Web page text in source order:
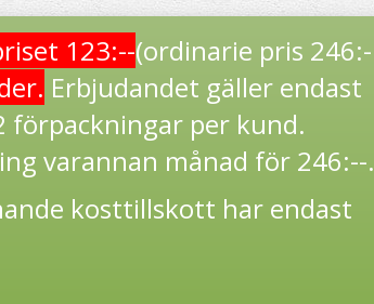
123:--(ordinarie pris 246:-
Erbjudandet gäller endast
förpackningar per kund.
varannan månad för 246:--.
kosttillskott har endast